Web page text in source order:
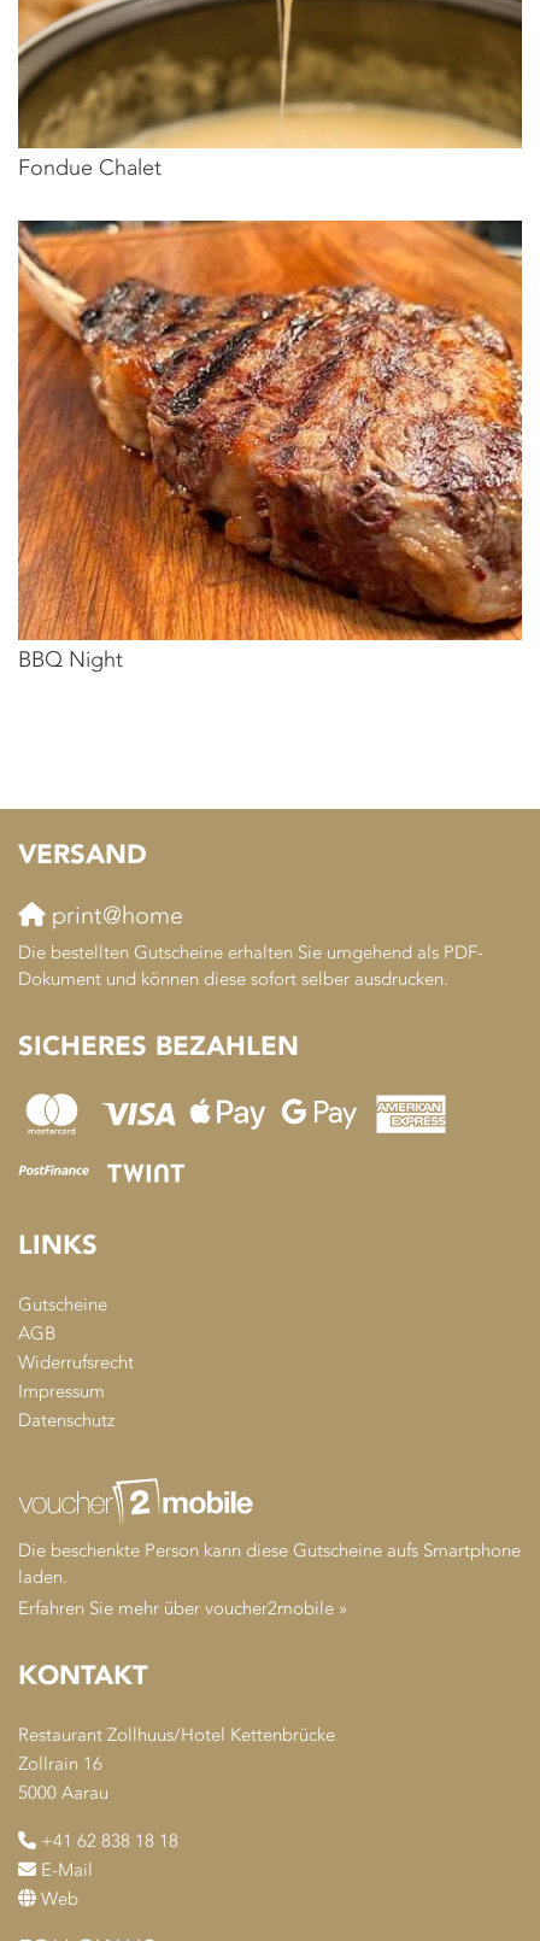
Fondue Chalet
BBQ Night
VERSAND
print@home
Die bestellten Gutscheine erhalten Sie umgehend als PDF-
Dokument und können diese sofort selber ausdrucken.
SICHERES BEZAHLEN
LINKS
Gutscheine
AGB
Widerrufsrecht
Impressum
Datenschutz
Die beschenkte Person kann diese Gutscheine aufs Smartphone
laden.
Erfahren Sie mehr über voucher2mobile »
KONTAKT
Restaurant Zollhuus/Hotel Kettenbrücke
Zollrain 16
5000 Aarau
+41 62 838 18 18
E-Mail
Web